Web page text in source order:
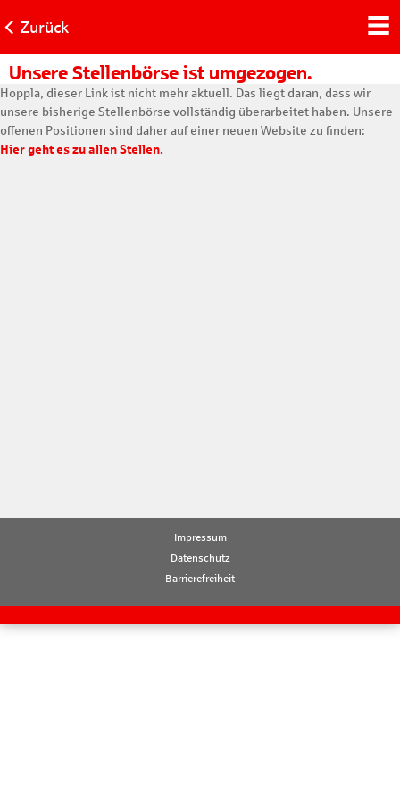
Zurück
Unsere Stellenbörse ist umgezogen.
Hoppla, dieser Link ist nicht mehr aktuell. Das liegt daran, dass wir
unsere bisherige Stellenbörse vollständig überarbeitet haben. Unsere
offenen Positionen sind daher auf einer neuen Website zu finden:
Hier geht es zu allen Stellen.
Impressum
Datenschutz
Barrierefreiheit